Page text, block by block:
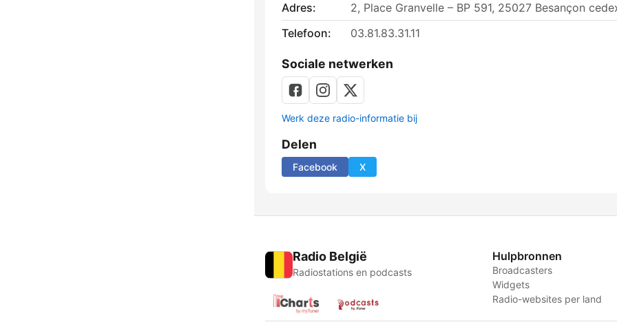
Adres:
2, Place Granvelle – BP 591, 25027 Besançon
Telefoon:
03.81.83.31.11
Sociale netwerken
Werk deze radio-informatie bij
Delen
Facebook X
Radio België
Radiostations en podcasts
Hulpbronnen
Broadcasters
Widgets
Radio-websites per land